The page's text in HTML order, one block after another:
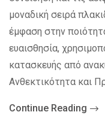
μοναδική σειρά
έμφαση στην
ευαισθησία,
κατασκευής από
Ανθεκτικότητα και
Continue Reading